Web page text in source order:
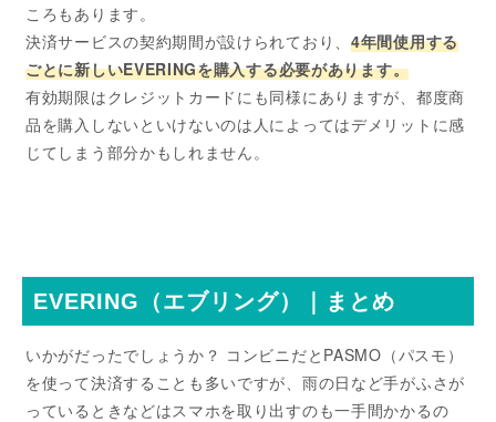
ころもあります。
決済サービスの契約期間が設けられており、 4年間使用する
ごとに新しいEVERINGを購入する必要があります。
有効期限はクレジットカードにも同様にありますが、都度商
品を購入しないといけないのは人によってはデメリットに感
じてしまう部分かもしれません。
EVERING（エブリング）｜まとめ
いかがだったでしょうか？ コンビニだとPASMO（パスモ）
を使って決済することも多いですが、雨の日など手がふさが
っているときなどはスマホを取り出すのも一手間かかるの